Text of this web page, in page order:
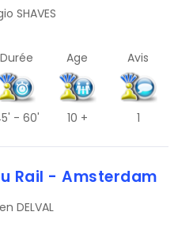
SHAVES
Durée
- 60'
Age
10 +
Avis
1
Rail - Amsterdam
DELVAL